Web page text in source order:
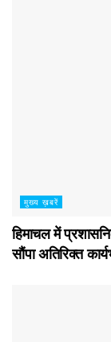
मुख्य ख़बरें
हिमाचल में
सौंपा अतिरिक्त